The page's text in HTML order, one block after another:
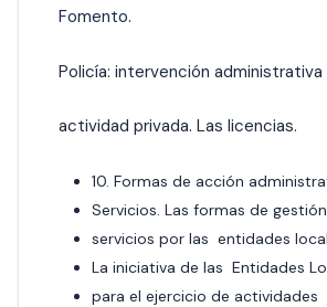
Fomento.
Policía: intervención administrativa
actividad privada. Las licencias.
10. Formas de acción
Servicios. Las formas de
servicios por las entidades
La iniciativa de las Entidades
para el ejercicio de actividades